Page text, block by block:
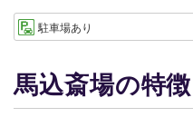
駐車場あり
馬込斎場の特徴